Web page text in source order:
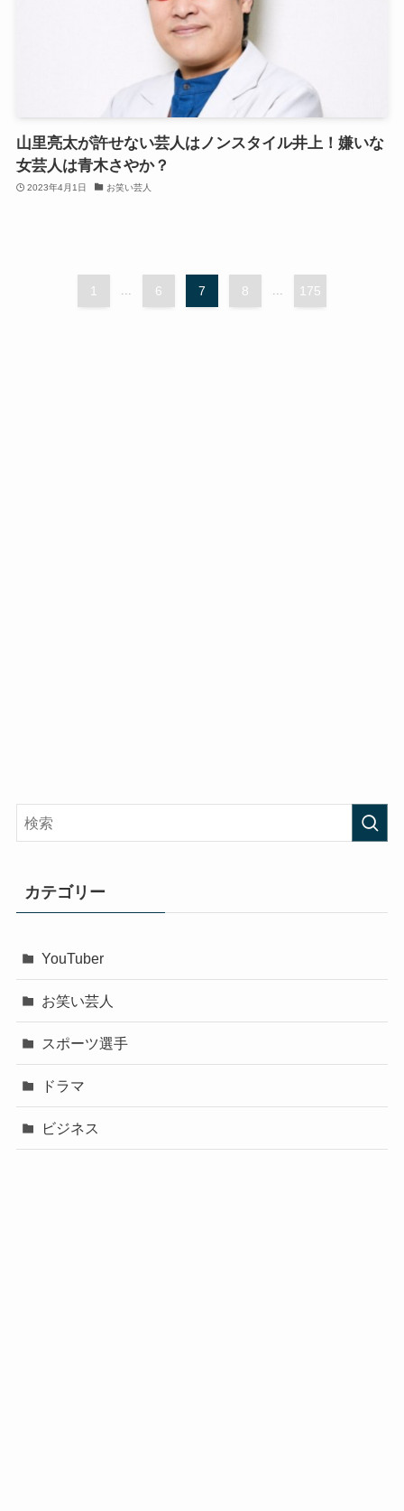
山里亮太が許せない芸人はノンスタイル井上！嫌いな
女芸人は青木さやか？
2023年4月1日 お笑い芸人
1 6 7 8 175
カテゴリー
YouTuber
お笑い芸人
スポーツ選手
ドラマ
ビジネス